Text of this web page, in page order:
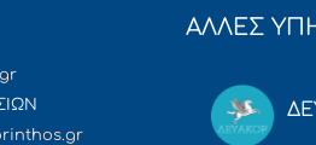
ΑΛΛΕΣ